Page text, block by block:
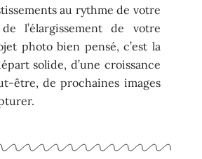
au rythme de votre
l’élargissement de votre
photo bien pensé, c’est la
solide, d’une croissance
être, de prochaines images